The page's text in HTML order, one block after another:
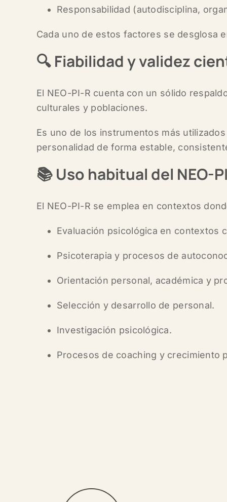
Responsabilidad (autodisciplina,
Cada uno de estos factores se desglosa
🔍Fiabilidad y validez
El NEO-PI-R cuenta con un sólido
culturales y poblaciones.
Es uno de los instrumentos más
personalidad de forma estable,
📚Uso habitual del NEO-
El NEO-PI-R se emplea en contextos
Evaluación psicológica en contextos
Psicoterapia y procesos de
Orientación personal, académica y
Selección y desarrollo de personal.
Investigación psicológica.
Procesos de coaching y crecimiento